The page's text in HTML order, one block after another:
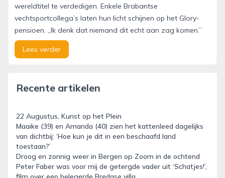
wereldtitel te verdedigen. Enkele Brabantse
vechtsportcollega’s laten hun licht schijnen op het Glory-
pensioen. „Ik denk dat niemand dit echt aan zag komen.”
Lees verder
Recente artikelen
22 Augustus, Kunst op het Plein
Maaike (39) en Amanda (40) zien het kattenleed dagelijks
van dichtbij: ‘Hoe kun je dit in een beschaafd land
toestaan?’
Droog en zonnig weer in Bergen op Zoom in de ochtend
Peter Faber was voor mij de getergde vader uit ‘Schatjes!’,